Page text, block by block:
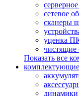
сетевое
сканеры
уценка
чистящие
Показать все